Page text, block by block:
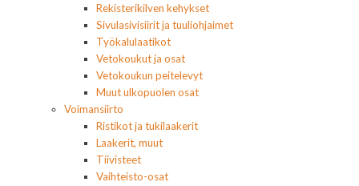
Rekisterikilven kehykset
Sivulasivisiirit ja tuuliohjaimet
Työkalulaatikot
Vetokoukut ja osat
Vetokoukun peitelevyt
Muut ulkopuolen osat
Voimansiirto
Ristikot ja tukilaakerit
Laakerit, muut
Tiivisteet
Vaihteisto-osat